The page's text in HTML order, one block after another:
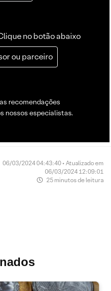
no botão abaixo
ou parceiro
recomendações
nossos especialistas.
06/03/2024 04:43:40 • Atualizado em
06/03/2024 12:09:01
25 minutos de leitura